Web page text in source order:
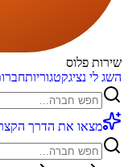
שירות פלוס
השג לי נציגקטגוריות
מצאו את הדרך